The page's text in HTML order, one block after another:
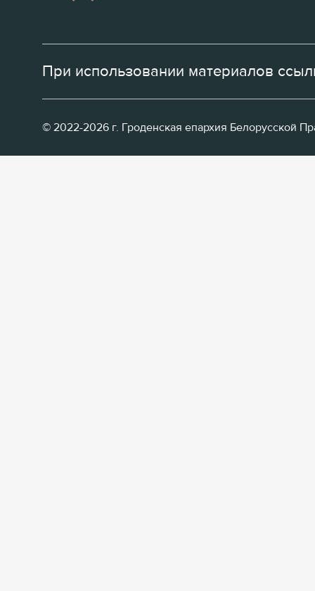
При использовании материалов
© 2022-2026 г. Гроденская епархия Белорусской